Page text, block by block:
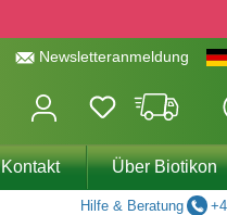
Newsletteranmeldung
Kontakt Über Biotikon
Hilfe & Beratung